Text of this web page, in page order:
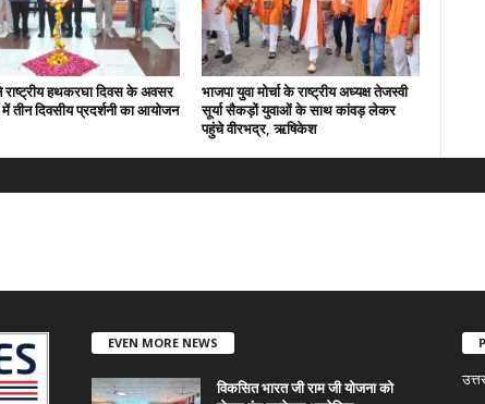
ने राष्ट्रीय हथकरघा दिवस के अवसर
तीन दिवसीय प्रदर्शनी का आयोजन
भाजपा युवा मोर्चा के राष्ट्रीय अध्यक्ष तेजस्वी
सूर्या सैकड़ों युवाओं के साथ कांवड़ लेकर
पहुंचे वीरभद्र, ऋषिकेश
EVEN MORE NEWS
विकसित भारत जी राम जी योजना को